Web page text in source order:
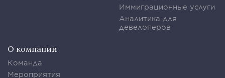
Иммиграционные услуги
Аналитика для
девелоперов
О компании
Команда
Мероприятия